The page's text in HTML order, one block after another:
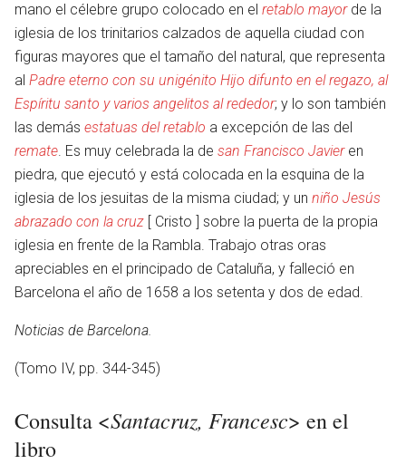
mano el célebre grupo colocado en el retablo mayorde la
iglesia de los trinitarios calzados de aquella ciudad con
figuras mayores que el tamaño del natural, que representa
al Padre eterno con su unigénito Hijo difunto en el regazo, al
Espíritu santo y varios angelitos al rededor; y lo son también
las demás estatuas del retablo a excepción de las del
remate. Es muy celebrada la de san Francisco Javieren
piedra, que ejecutó y está colocada en la esquina de la
iglesia de los jesuitas de la misma ciudad; y un niño Jesús
abrazado con la cruz [ Cristo ] sobre la puerta de la propia
iglesia en frente de la Rambla. Trabajo otras oras
apreciables en el principado de Cataluña, y falleció en
Barcelona el año de 1658 a los setenta y dos de edad.
Noticias de Barcelona.
(Tomo IV, pp. 344-345)
Consulta <Santacruz, Francesc> en el
libro